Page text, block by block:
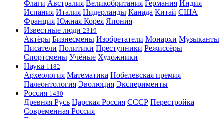
Флаги Австралия Великобритания Германия Индия
Испания Италия Нидерланды Канада Китай США
Франция Южная Корея Япония
Известные люди 2319
Актёры Бизнесмены Изобретатели Монархи Музыканты
Писатели Политики Преступники Режиссёры
Спортсмены Учёные Художники
Наука 1182
Археология Математика Нобелевская премия
Палеонтология Эволюция Эксперименты
Россия 1430
Древняя Русь Царская Россия СССР Перестройка
Современная Россия